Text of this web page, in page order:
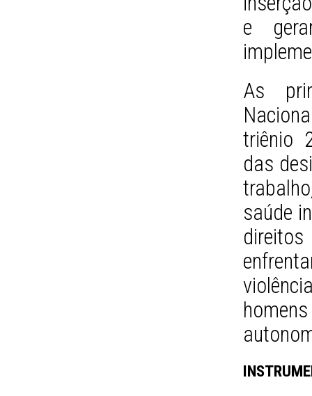
e
As
triênio
das
saúde